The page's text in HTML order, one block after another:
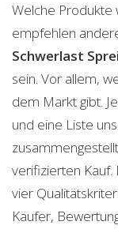
Welche Produkte
empfehlen
Schwerlast
sein. Vor allem,
dem Markt gibt.
und eine Liste
verifizierten Kauf.
vier
Käufer,